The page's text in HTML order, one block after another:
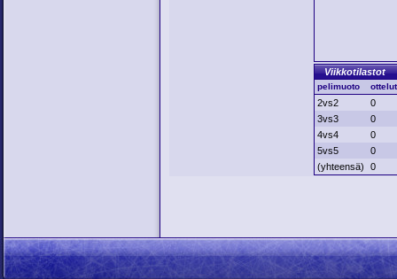
Viikkotilastot
pelimuoto ottelut
2vs2
0
3vs3
0
4vs4
0
5vs5
0
(yhteensä)
0